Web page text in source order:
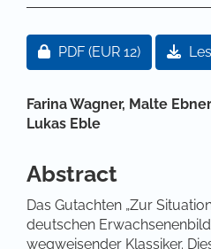
Artikel-Sidebar
Zugang für Abonnent/
PDF (EUR 12)
Hauptsächlicher
Farina Wagner, Malte
Lukas Eble
Abstract
Das Gutachten „Zur
deutschen
wegweisender Klassiker.